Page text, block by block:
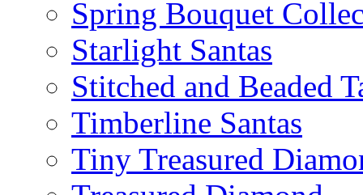
Spring Bouquet
Starlight Santas
Stitched and Beaded
Timberline Santas
Tiny Treasured